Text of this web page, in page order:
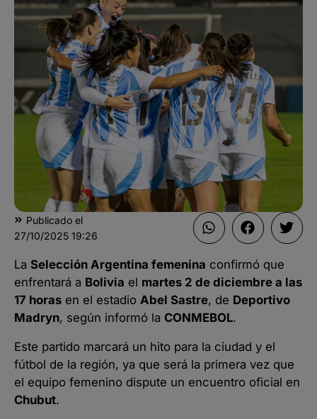
Publicado el
27/10/2025 19:26
La Selección Argentina femenina confirmó que
enfrentará a Bolivia el martes 2 de diciembre a las
17 horas en el estadio Abel Sastre, de Deportivo
Madryn, según informó la CONMEBOL.
Este partido marcará un hito para la ciudad y el
fútbol de la región, ya que será la primera vez que
el equipo femenino dispute un encuentro oficial en
Chubut.